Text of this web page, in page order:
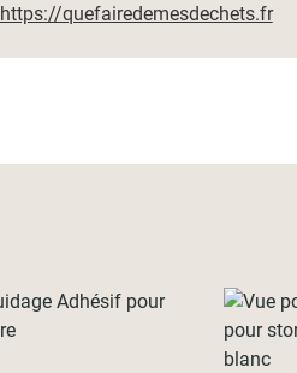
https://quefairedemesdechets.fr